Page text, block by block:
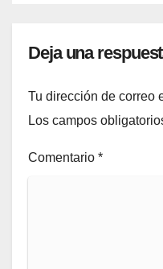
Deja una
Tu dirección de correo
Los campos
Comentario *